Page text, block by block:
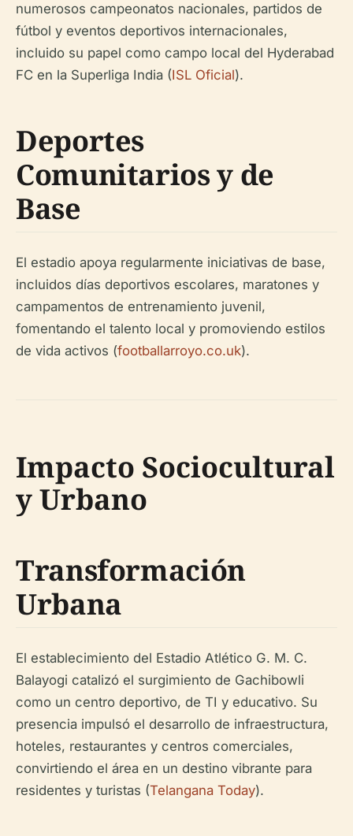
numerosos campeonatos nacionales, partidos de
fútbol y eventos deportivos internacionales,
incluido su papel como campo local del Hyderabad
FC en la Superliga India (ISL Oficial).
Deportes
Comunitarios y de
Base
El estadio apoya regularmente iniciativas de base,
incluidos días deportivos escolares, maratones y
campamentos de entrenamiento juvenil,
fomentando el talento local y promoviendo estilos
de vida activos (footballarroyo.co.uk).
Impacto Sociocultural
y Urbano
Transformación
Urbana
El establecimiento del Estadio Atlético G. M. C.
Balayogi catalizó el surgimiento de Gachibowli
como un centro deportivo, de TI y educativo. Su
presencia impulsó el desarrollo de infraestructura,
hoteles, restaurantes y centros comerciales,
convirtiendo el área en un destino vibrante para
residentes y turistas (Telangana Today).